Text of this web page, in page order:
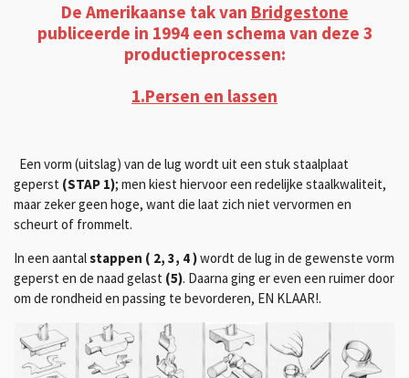
De Amerikaanse tak van Bridgestone
publiceerde in 1994 een schema van deze 3
productieprocessen:
1.Persen en lassen
Een vorm (uitslag) van de lug wordt uit een stuk staalplaat
geperst (STAP 1); men kiest hiervoor een redelijke staalkwaliteit,
maar zeker geen hoge, want die laat zich niet vervormen en
scheurt of frommelt.
In een aantalstappen ( 2, 3, 4 )wordt de lug in de gewenste vorm
geperst en de naad gelast (5). Daarna ging er even een ruimer door
om de rondheid en passing te bevorderen, EN KLAAR!.